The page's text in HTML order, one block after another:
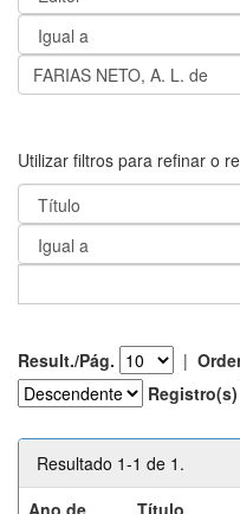
Utilizar filtros para refinar o
Result./Pág. |
Registro(s)
Resultado 1-1 de 1.
Ano de
Título